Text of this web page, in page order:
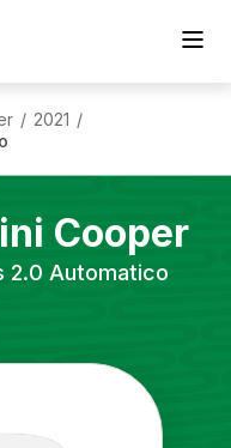
/ 2021 /
Cooper
2.0 Automatico